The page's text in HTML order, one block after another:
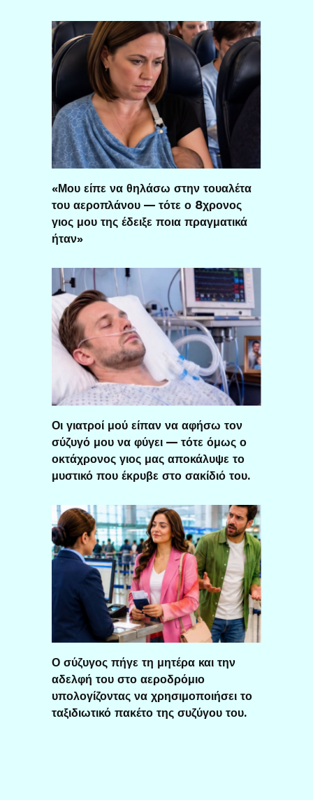
«Μου είπε να θηλάσω στην τουαλέτα
του αεροπλάνου — τότε ο 8χρονος
γιος μου της έδειξε ποια πραγματικά
ήταν»
Οι γιατροί μού είπαν να αφήσω τον
σύζυγό μου να φύγει — τότε όμως ο
οκτάχρονος γιος μας αποκάλυψε το
μυστικό που έκρυβε στο σακίδιό του.
Ο σύζυγος πήγε τη μητέρα και την
αδελφή του στο αεροδρόμιο
υπολογίζοντας να χρησιμοποιήσει το
ταξιδιωτικό πακέτο της συζύγου του.